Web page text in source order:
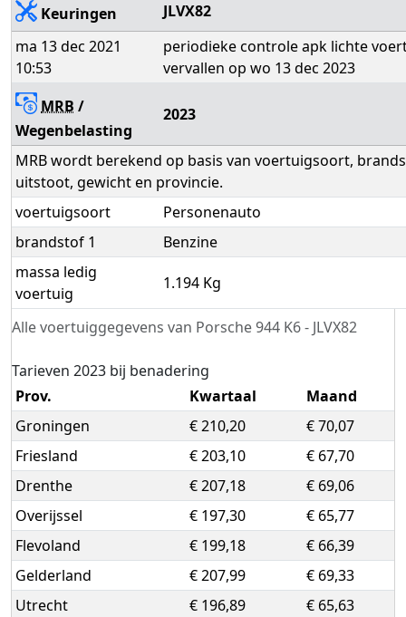
Alle voertuiggegevens van Porsche 944 K6 - JLVX82
Keuringen
JLVX82
ma 13 dec 2021
10:53
periodieke controle apk lichte
vervallen op wo 13 dec 2023
MRB /
Wegenbelasting
2023
MRB wordt berekend op basis van voertuigsoort,
uitstoot, gewicht en provincie.
voertuigsoort
Personenauto
brandstof 1
Benzine
massa ledig
voertuig
1.194 Kg
Tarieven 2023 bij benadering
Prov.
Kwartaal
Maand
Groningen
€ 210,20
€ 70,07
Friesland
€ 203,10
€ 67,70
Drenthe
€ 207,18
€ 69,06
Overijssel
€ 197,30
€ 65,77
Flevoland
€ 199,18
€ 66,39
Gelderland
€ 207,99
€ 69,33
Utrecht
€ 196,89
€ 65,63